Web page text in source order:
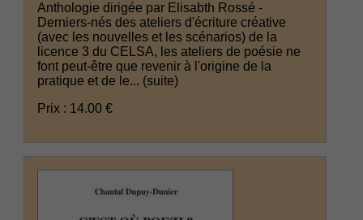
Anthologie dirigée par Elisabth Rossé -
Derniers-nés des ateliers d'écriture créative
(avec les nouvelles et les scénarios) de la
licence 3 du CELSA, les ateliers de poésie ne
font peut-être que revenir à l'origine de la
pratique et de le... (suite)
Prix : 14.00 €